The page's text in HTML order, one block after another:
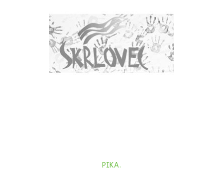
PIKA.